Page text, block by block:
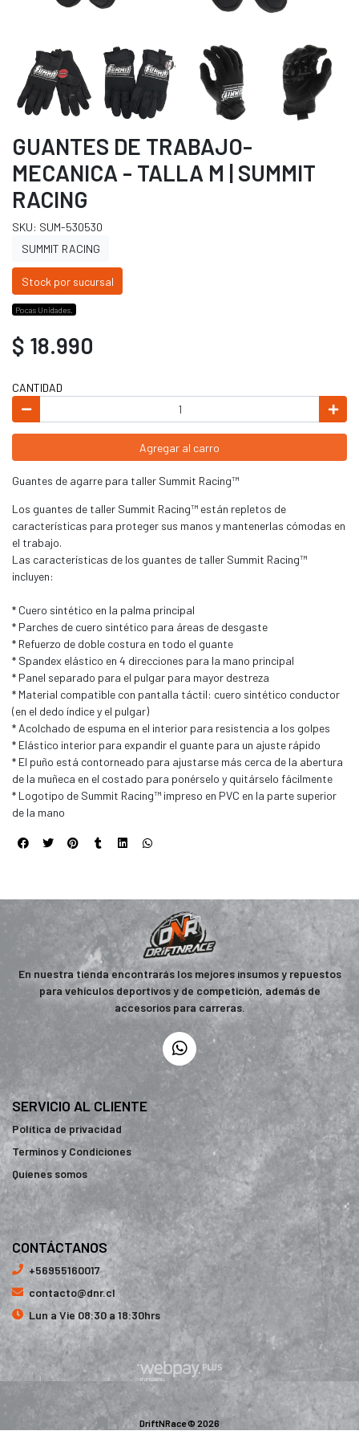
GUANTES DE TRABAJO-
MECANICA - TALLA M | SUMMIT
RACING
SKU: SUM-530530
SUMMIT RACING
Stock por sucursal
Pocas Unidades.
$ 18.990
CANTIDAD
Agregar al carro
Guantes de agarre para taller Summit Racing™
Los guantes de taller Summit Racing™ están repletos de
características para proteger sus manos y mantenerlas cómodas en
el trabajo.
Las características de los guantes de taller Summit Racing™
incluyen:
* Cuero sintético en la palma principal
* Parches de cuero sintético para áreas de desgaste
* Refuerzo de doble costura en todo el guante
* Spandex elástico en 4 direcciones para la mano principal
* Panel separado para el pulgar para mayor destreza
* Material compatible con pantalla táctil: cuero sintético conductor
(en el dedo índice y el pulgar)
* Acolchado de espuma en el interior para resistencia a los golpes
* Elástico interior para expandir el guante para un ajuste rápido
* El puño está contorneado para ajustarse más cerca de la abertura
de la muñeca en el costado para ponérselo y quitárselo fácilmente
* Logotipo de Summit Racing™ impreso en PVC en la parte superior
de la mano
En nuestra tienda encontrarás los mejores insumos y repuestos
para vehículos deportivos y de competición, además de
accesorios para carreras.
SERVICIO AL CLIENTE
Política de privacidad
Terminos y Condiciones
Quienes somos
CONTÁCTANOS
+56955160017
contacto@dnr.cl
Lun a Vie 08:30 a 18:30hrs
DriftNRace © 2026